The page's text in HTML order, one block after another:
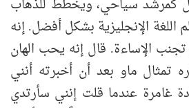
كمرشد سياحي، ويخطط للذهاب
اللغة الإنجليزية بشكل أفضل. إنه
الإساءة. قال إنه يحب الهان
تمثال ماو بعد أن أخبرته أنني
غامرة عندما قلت إنني سأرتدي